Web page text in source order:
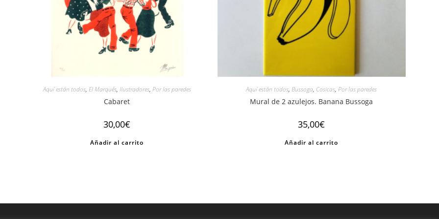
Aquí están todos, El Marqués, Ilustradores, Por las paredes
Cabaret
30,00€
Añadir al carrito
Aquí están todos,Bussoga, Cosicas,Por las paredes
Mural de 2 azulejos. Banana Bussoga
35,00€
Añadir al carrito